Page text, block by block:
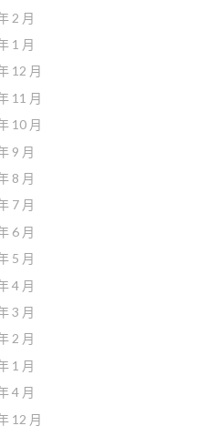
2 月
1 月
12 月
11 月
10 月
9 月
8 月
7 月
6 月
5 月
4 月
3 月
2 月
1 月
4 月
12 月